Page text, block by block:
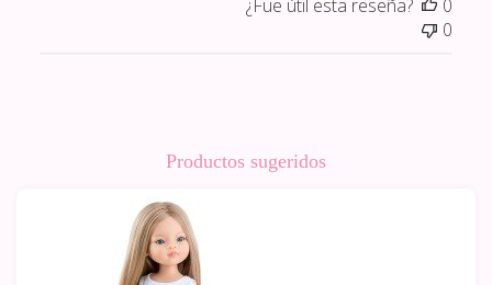
¿Fue útil esta reseña?
0
0
Productos sugeridos